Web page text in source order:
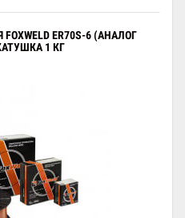
ER70S-6 (АНАЛОГ
1 КГ